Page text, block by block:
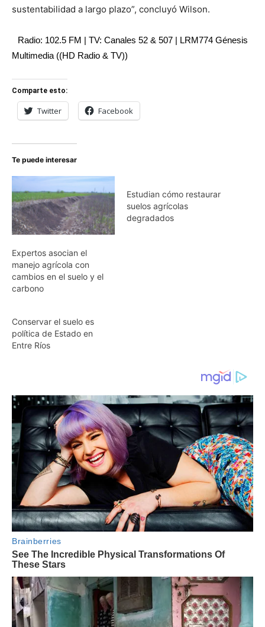
sustentabilidad a largo plazo”, concluyó Wilson.
Radio: 102.5 FM | TV: Canales 52 & 507 | LRM774 Génesis
Multimedia ((HD Radio & TV))
Comparte esto:
Twitter Facebook
Te puede interesar
Expertos asocian el
manejo agrícola con
cambios en el suelo y el
carbono
Estudian cómo restaurar
suelos agrícolas
degradados
Conservar el suelo es
política de Estado en
Entre Ríos